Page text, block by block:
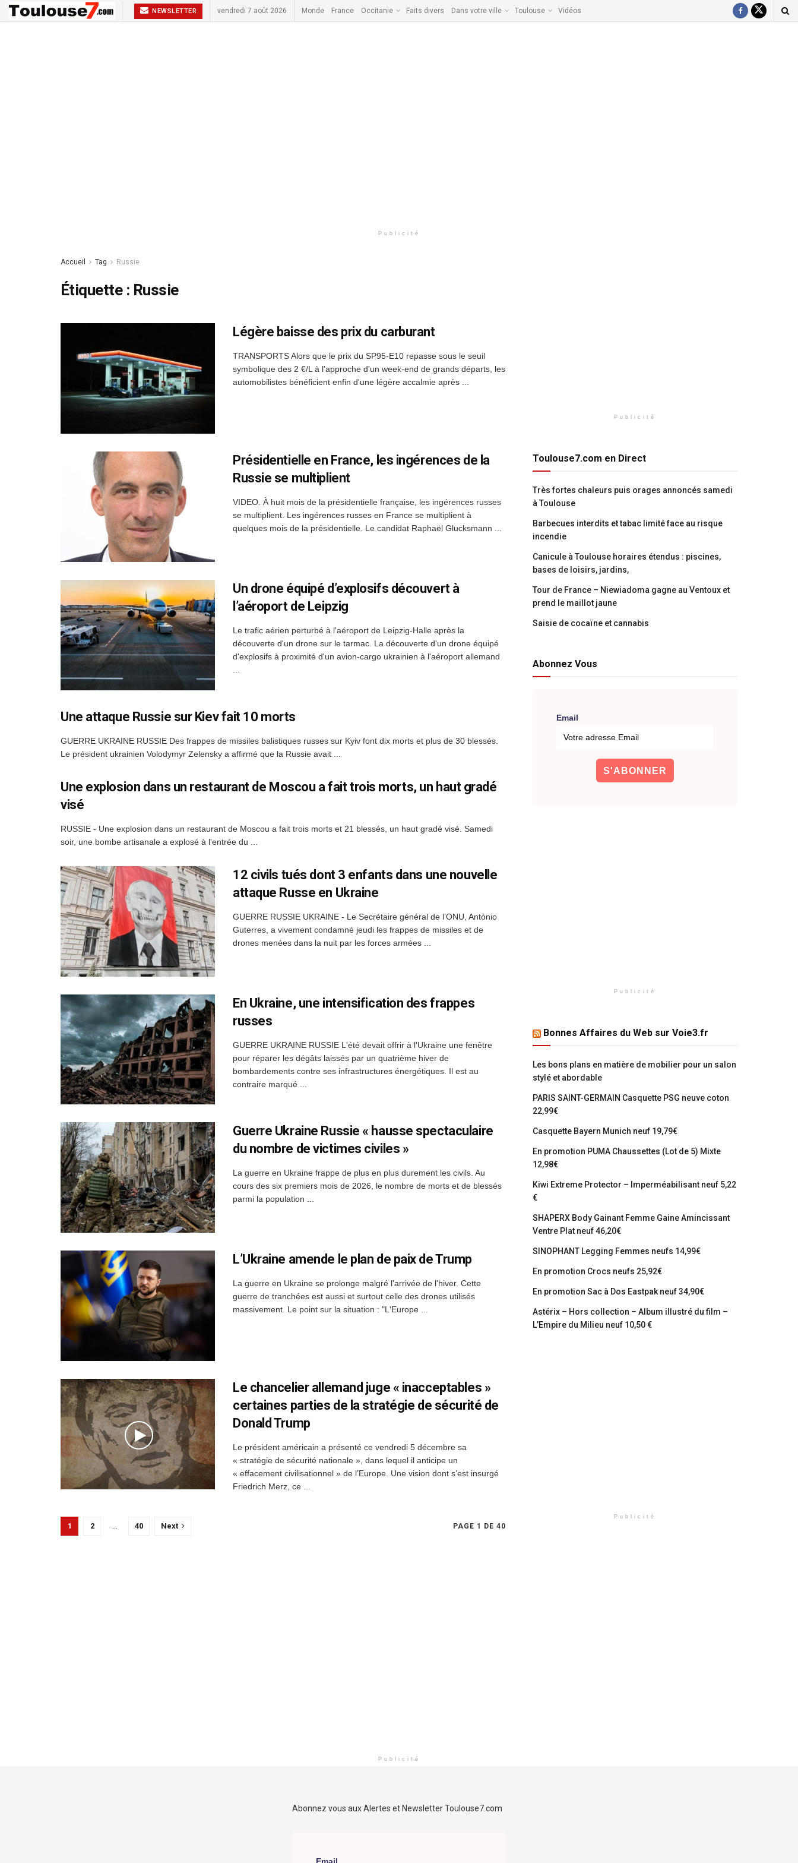
NEWSLETTER vendredi 7 août 2026 Monde France Occitanie Faits divers Dans votre ville Toulouse Vidéos
Publicité
Accueil Tag Russie
Étiquette : Russie
Légère baisse des prix du carburant
TRANSPORTS Alors que le prix du SP95-E10 repasse sous le seuil
symbolique des 2 €/L à l'approche d'un week-end de grands départs, les
automobilistes bénéficient enfin d'une légère accalmie après ...
Présidentielle en France, les ingérences de la
Russie se multiplient
VIDEO. À huit mois de la présidentielle française, les ingérences russes
se multiplient. Les ingérences russes en France se multiplient à
quelques mois de la présidentielle. Le candidat Raphaël Glucksmann ...
Un drone équipé d’explosifs découvert à
l’aéroport de Leipzig
Le trafic aérien perturbé à l'aéroport de Leipzig-Halle après la
découverte d'un drone sur le tarmac. La découverte d'un drone équipé
d'explosifs à proximité d'un avion-cargo ukrainien à l'aéroport allemand
Une attaque Russie sur Kiev fait 10 morts
GUERRE UKRAINE RUSSIE Des frappes de missiles balistiques russes sur Kyiv font dix morts et plus de 30 blessés.
Le président ukrainien Volodymyr Zelensky a affirmé que la Russie avait ...
Une explosion dans un restaurant de Moscou a fait trois morts, un haut gradé
visé
RUSSIE - Une explosion dans un restaurant de Moscou a fait trois morts et 21 blessés, un haut gradé visé. Samedi
soir, une bombe artisanale a explosé à l'entrée du ...
12 civils tués dont 3 enfants dans une nouvelle
attaque Russe en Ukraine
GUERRE RUSSIE UKRAINE - Le Secrétaire général de l’ONU, António
Guterres, a vivement condamné jeudi les frappes de missiles et de
drones menées dans la nuit par les forces armées ...
En Ukraine, une intensification des frappes
russes
GUERRE UKRAINE RUSSIE L'été devait offrir à l'Ukraine une fenêtre
pour réparer les dégâts laissés par un quatrième hiver de
bombardements contre ses infrastructures énergétiques. Il est au
contraire marqué ...
Guerre Ukraine Russie « hausse spectaculaire
du nombre de victimes civiles »
La guerre en Ukraine frappe de plus en plus durement les civils. Au
cours des six premiers mois de 2026, le nombre de morts et de blessés
parmi la population ...
L’Ukraine amende le plan de paix de Trump
La guerre en Ukraine se prolonge malgré l'arrivée de l'hiver. Cette
guerre de tranchées est aussi et surtout celle des drones utilisés
massivement. Le point sur la situation : "L'Europe ...
Le chancelier allemand juge « inacceptables »
certaines parties de la stratégie de sécurité de
Donald Trump
Le président américain a présenté ce vendredi 5 décembre sa
« stratégie de sécurité nationale », dans lequel il anticipe un
« effacement civilisationnel » de l’Europe. Une vision dont s’est insurgé
Friedrich Merz, ce ...
PAGE 1 DE 40
1 2 … 40 Next
Publicité
Toulouse7.com en Direct
Très fortes chaleurs puis orages annoncés samedi
à Toulouse
Barbecues interdits et tabac limité face au risque
incendie
Canicule à Toulouse horaires étendus : piscines,
bases de loisirs, jardins,
Tour de France – Niewiadoma gagne au Ventoux et
prend le maillot jaune
Saisie de cocaïne et cannabis
Abonnez Vous
Email
Publicité
Bonnes Affaires du Web sur Voie3.fr
Les bons plans en matière de mobilier pour un salon
stylé et abordable
PARIS SAINT-GERMAIN Casquette PSG neuve coton
22,99€
Casquette Bayern Munich neuf 19,79€
En promotion PUMA Chaussettes (Lot de 5) Mixte
12,98€
Kiwi Extreme Protector – Imperméabilisant neuf 5,22
€
SHAPERX Body Gainant Femme Gaine Amincissant
Ventre Plat neuf 46,20€
SINOPHANT Legging Femmes neufs 14,99€
En promotion Crocs neufs 25,92€
En promotion Sac à Dos Eastpak neuf 34,90€
Astérix – Hors collection – Album illustré du film –
L’Empire du Milieu neuf 10,50 €
Publicité
Publicité
Abonnez vous aux Alertes et Newsletter Toulouse7.com